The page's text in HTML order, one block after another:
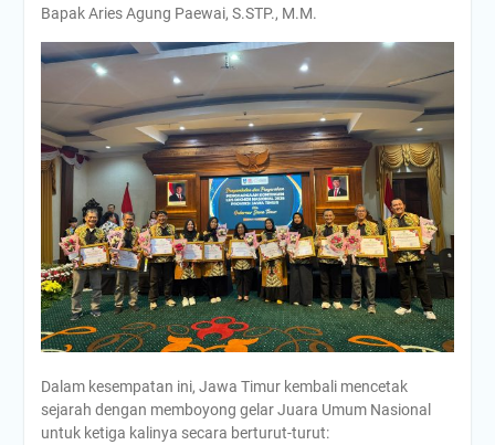
Bapak Aries Agung Paewai, S.STP., M.M.
Dalam kesempatan ini, Jawa Timur kembali mencetak
sejarah dengan memboyong gelar Juara Umum Nasional
untuk ketiga kalinya secara berturut-turut: